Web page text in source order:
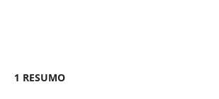
1 RESUMO